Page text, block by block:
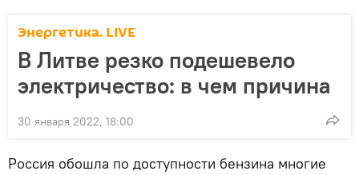
Энергетика. LIVE
В Литве резко подешевело
электричество: в чем причина
30 января 2022, 18:00
Россия обошла по доступности бензина многие